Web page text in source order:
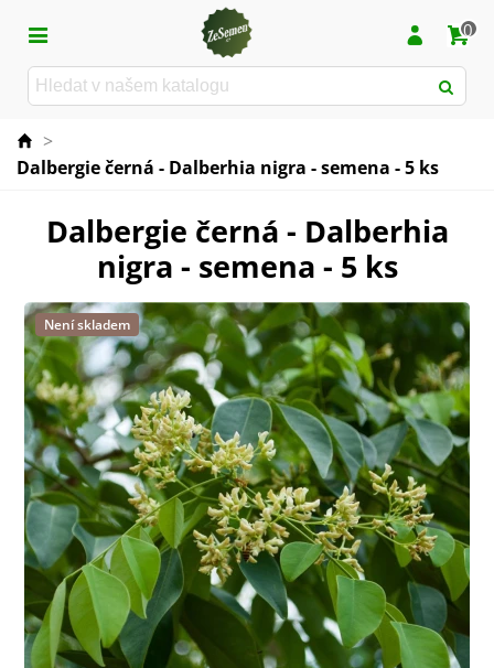
0
>
Dalbergie černá - Dalberhia nigra - semena - 5 ks
Dalbergie černá - Dalberhia
nigra - semena - 5 ks
Není skladem